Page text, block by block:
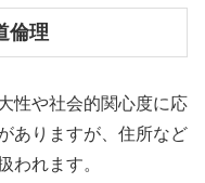
倫理
性や社会的関心度に応
ありますが、住所など
われます。